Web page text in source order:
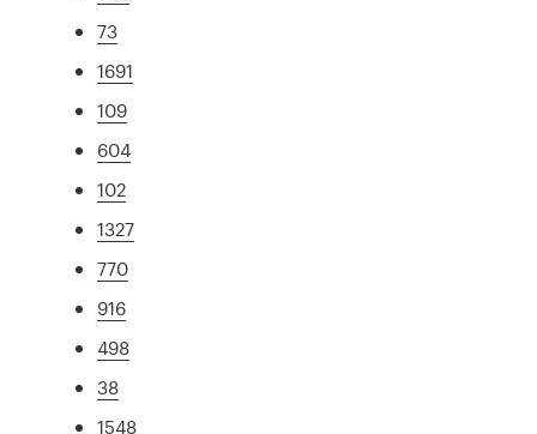
73
1691
109
604
102
1327
770
916
498
38
1548